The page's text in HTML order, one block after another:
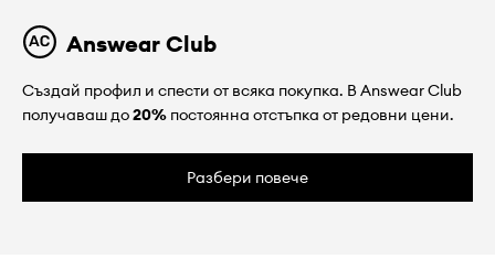
Answear Club
Създай профил и спести от всяка покупка. В Answear Club
получаваш до20% постоянна отстъпка от редовни цени.
Разбери повече